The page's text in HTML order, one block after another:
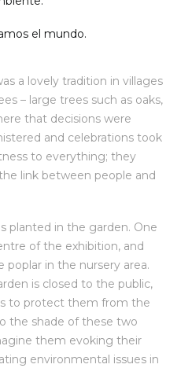
el mundo.
a lovely tradition in villages
– large trees such as oaks,
that decisions were
and celebrations took
to everything; they
link between people and
planted in the garden. One
of the exhibition, and
in the nursery area.
is closed to the public,
to protect them from the
the shade of these two
them evoking their
environmental issues in